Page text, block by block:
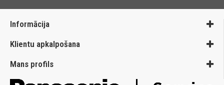
Informācija
Klientu apkalpošana
Mans profils